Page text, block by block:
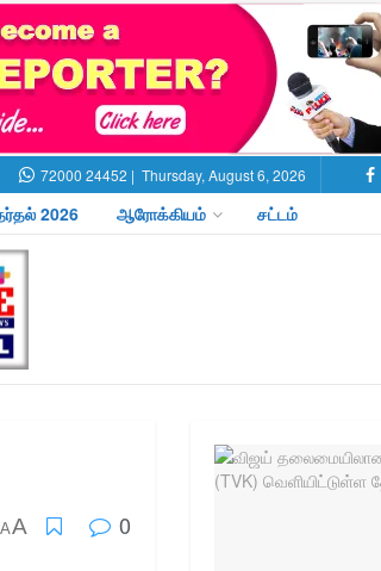
72000 24452 | Thursday, August 6, 2026
2026 ஆரோக்கியம் சட்டம்
AA 0